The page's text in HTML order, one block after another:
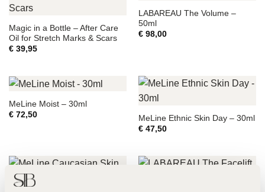
Magic in a Bottle – After Care
Oil for Stretch Marks & Scars
€39,95
LABAREAU The Volume –
50ml
€98,00
MeLine Moist – 30ml
€72,50
MeLine Ethnic Skin Day – 30ml
€47,50